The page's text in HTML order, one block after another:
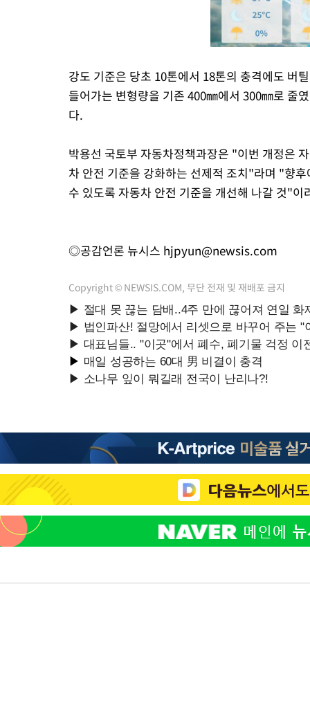
강도 기준은 당초 10톤에서 18톤의 충격에도 버
들어가는 변형량을 기존 400㎜에서 300㎜로 줄
다.
박용선 국토부 자동차정책과장은 "이번 개정은
차 안전 기준을 강화하는 선제적 조치"라며 "향
수 있도록 자동차 안전 기준을 개선해 나갈 것"이
◎공감언론 뉴시스 hjpyun@newsis.com
Copyright © NEWSIS.COM, 무단 전재 및 재배포 금지